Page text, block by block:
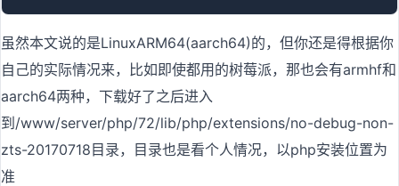
虽然本文说的是LinuxARM64(aarch64)的，但你还是得根据你
自己的实际情况来，比如即使都用的树莓派，那也会有armhf和
aarch64两种，下载好了之后进入
到/www/server/php/72/lib/php/extensions/no-debug-non-
zts-20170718目录，目录也是看个人情况，以php安装位置为
准